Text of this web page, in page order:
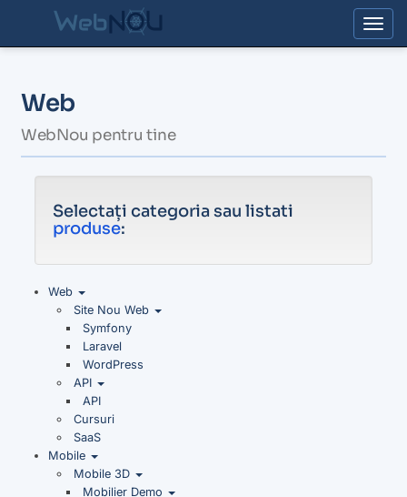
Web
WebNou pentru tine
Selectați categoria sau listati
produse:
Web
Site Nou Web
Symfony
Laravel
WordPress
API
API
Cursuri
SaaS
Mobile
Mobile 3D
Mobilier Demo